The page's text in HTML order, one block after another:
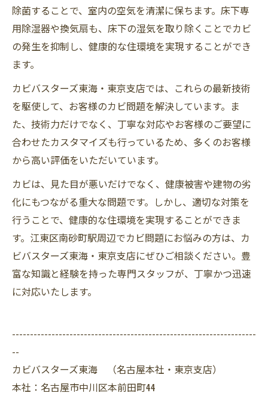
除菌することで、室内の空気を清潔に保ちます。床下専
用除湿器や換気扇も、床下の湿気を取り除くことでカビ
の発生を抑制し、健康的な住環境を実現することができ
ます。
カビバスターズ東海・東京支店では、これらの最新技術
を駆使して、お客様のカビ問題を解決しています。ま
た、技術力だけでなく、丁寧な対応やお客様のご要望に
合わせたカスタマイズも行っているため、多くのお客様
から高い評価をいただいています。
カビは、見た目が悪いだけでなく、健康被害や建物の劣
化にもつながる重大な問題です。しかし、適切な対策を
行うことで、健康的な住環境を実現することができま
す。江東区南砂町駅周辺でカビ問題にお悩みの方は、カ
ビバスターズ東海・東京支店にぜひご相談ください。豊
富な知識と経験を持った専門スタッフが、丁寧かつ迅速
に対応いたします。
--------------------------------------------------------------------
--
カビバスターズ東海 （名古屋本社・東京支店）
本社：名古屋市中川区本前田町44